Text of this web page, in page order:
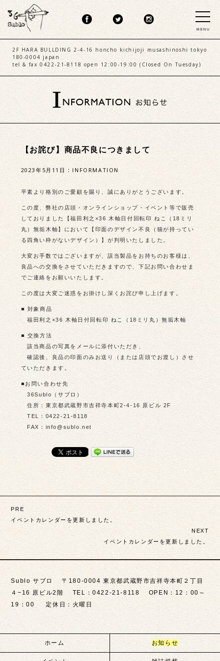
MENU
2F HARA BULLDING 2-4-16 honcho kichijoji musashinoshi tokyo
180-0004 japan
tel & fax 0422-21-8118 open 12:00-19:00 (Closed On Tuesday)
【お詫び】商品不良につきまして
2023年5月11日: INFORMATION
平素より格別のご愛顧を賜り、誠にありがとうございます。
この度、弊社の店頭・オンラインショップ・イベント等で販売
しておりました【福田利之×36 木軸日付回転印 ねこ（18ミリ
丸）無垢木軸】において【印面のデザイン不良（猫が持ってい
る四角い枠がないデザイン）】が判明いたしました。
大変お手数ではございますが、該当製品をお持ちのお客様は、
良品への交換をさせていただきますので、下記お問い合わせま
でご連絡をお願いいたします。
この度は大変ご迷惑をお掛けし深くお詫び申し上げます。
■ 対象商品
福田利之×36 木軸日付回転印 ねこ（18ミリ丸）無垢木軸
■ 交換方法
該当商品の写真をメールに添付いただき、
確認後、良品の印面のみお送り（または店頭でお渡し）させ
ていただきます。
■お問い合わせ先
36Sublo（サブロ）
住所：東京都武蔵野市吉祥寺本町2-4-16 原ビル 2F
TEL：0422-21-8118
FAX：info@sublo.net
投
稿
ナ
ビ
ゲ
ー
シ
ョ
ン
PRE
イベントカレンダーを更新しました。
NEXT
イベントカレンダーを更新しました。
Sublo サブロ 〒180-0004 東京都武蔵野市吉祥寺本町２丁目
４−16 原ビル2階 TEL：0422-21-8118 OPEN：12：00～
19：00 定休日：火曜日
ホーム お知らせ